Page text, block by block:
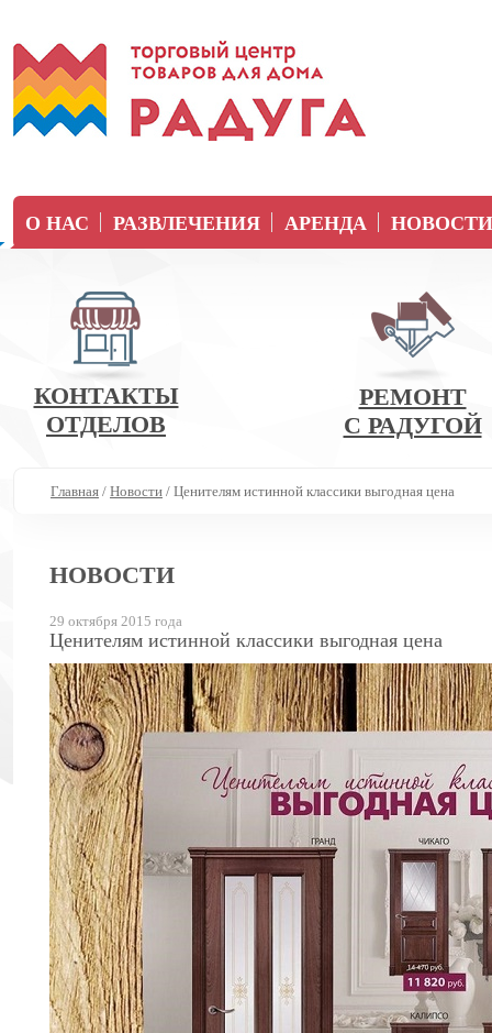
О НАС РАЗВЛЕЧЕНИЯ АРЕНДА НОВОСТИ
КОНТАКТЫ
ОТДЕЛОВ
РЕМОНТ
С РАДУГОЙ
Главная / Новости / Ценителям истинной классики выгодная цена
НОВОСТИ
29 октября 2015 года
Ценителям истинной классики выгодная цена